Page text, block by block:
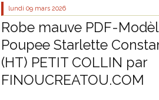
lundi 09 mars 2026
Robe mauve PDF-
Poupee Starlette
(HT) PETIT COLLIN par
FINOUCREATOU.COM